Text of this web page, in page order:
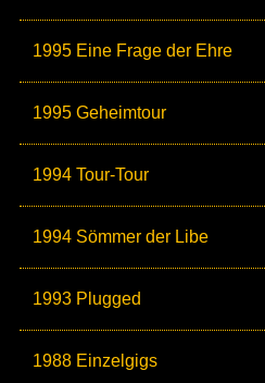
1995 Eine Frage der Ehre
1995 Geheimtour
1994 Tour-Tour
1994 Sömmer der Libe
1993 Plugged
1988 Einzelgigs